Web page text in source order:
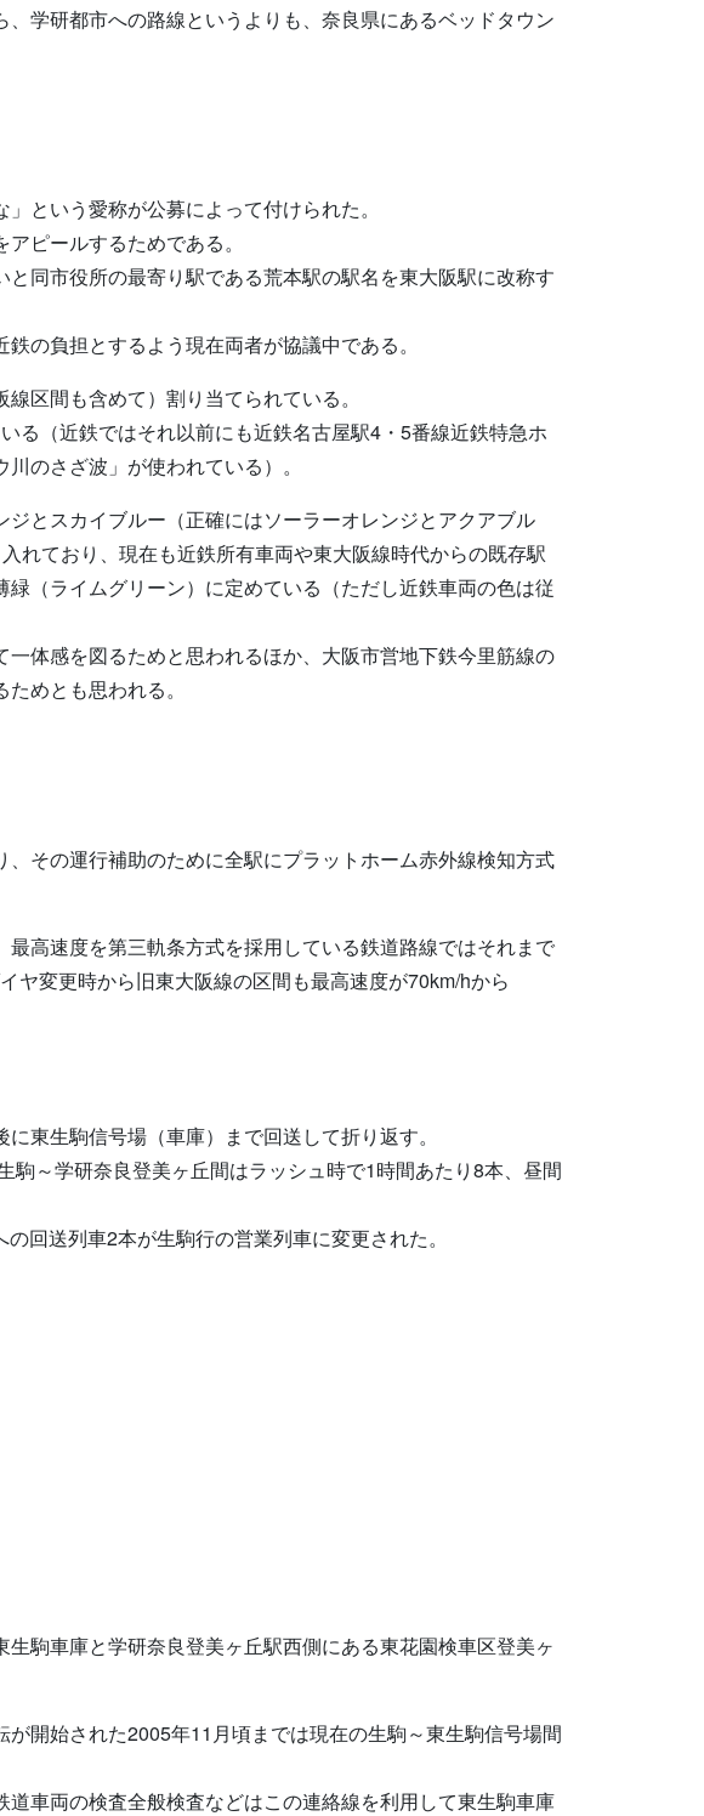
学研都市への路線というよりも、奈良県にあるベッドタウン
という愛称が公募によって付けられた。
ピールするためである。
同市役所の最寄り駅である荒本駅の駅名を東大阪駅に改称す
の負担とするよう現在両者が協議中である。
区間も含めて）割り当てられている。
る（近鉄ではそれ以前にも近鉄名古屋駅4・5番線近鉄特急ホ
のさざ波」が使われている）。
とスカイブルー（正確にはソーラーオレンジとアクアブル
れており、現在も近鉄所有車両や東大阪線時代からの既存駅
（ライムグリーン）に定めている（ただし近鉄車両の色は従
体感を図るためと思われるほか、大阪市営地下鉄今里筋線の
めとも思われる。
その運行補助のために全駅にプラットホーム赤外線検知方式
高速度を第三軌条方式を採用している鉄道路線ではそれまで
ヤ変更時から旧東大阪線の区間も最高速度が70km/hから
東生駒信号場（車庫）まで回送して折り返す。
～学研奈良登美ヶ丘間はラッシュ時で1時間あたり8本、昼間
回送列車2本が生駒行の営業列車に変更された。
駒車庫と学研奈良登美ヶ丘駅西側にある東花園検車区登美ヶ
開始された2005年11月頃までは現在の生駒～東生駒信号場間
車両の検査全般検査などはこの連絡線を利用して東生駒車庫